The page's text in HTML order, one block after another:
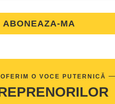
ABONEAZA-MA
O VOCE PUTERNICĂ